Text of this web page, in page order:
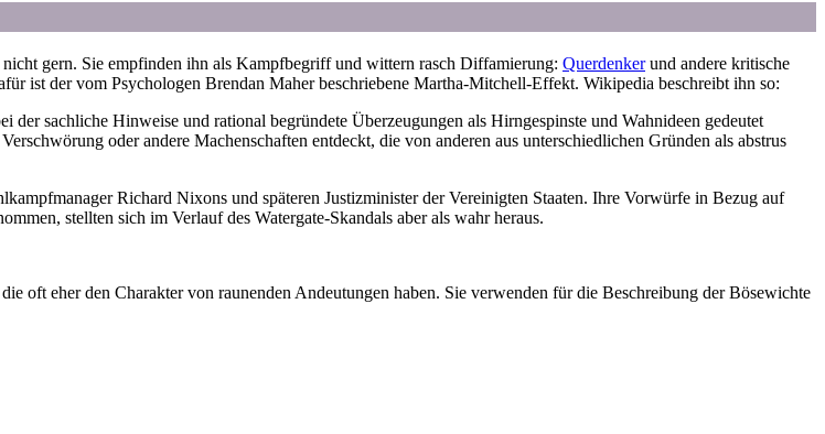
gern. Sie empfinden ihn als Kampfbegriff und wittern rasch Diffamierung: Querdenkerund andere kritische
ist der vom Psychologen Brendan Maher beschriebene Martha-Mitchell-Effekt. Wikipedia beschreibt ihn so:
sachliche Hinweise und rational begründete Überzeugungen als Hirngespinste und Wahnideen gedeutet
oder andere Machenschaften entdeckt, die von anderen aus unterschiedlichen Gründen als abstrus
Richard Nixons und späteren Justizminister der Vereinigten Staaten. Ihre Vorwürfe in Bezug auf
stellten sich im Verlauf des Watergate-Skandals aber als wahr heraus.
oft eher den Charakter von raunenden Andeutungen haben. Sie verwenden für die Beschreibung der Bösewichte